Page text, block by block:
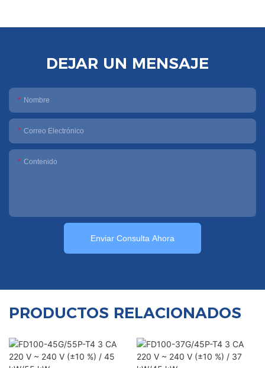
DEJAR UN MENSAJE
Nombre
Correo Electrónico
Contenido
Enviar Consulta Ahora
PRODUCTOS RELACIONADOS